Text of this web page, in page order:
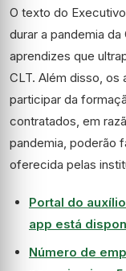
O texto do
durar a pandemia
aprendizes que
CLT. Além disso, os
participar da
contratados, em
pandemia, poderão
oferecida pelas
Portal do
app está
Número de